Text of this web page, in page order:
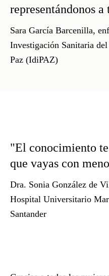
representándonos a
Sara García Barcenilla,
Investigación Sanitaria
Paz (IdiPAZ)
"El conocimiento te
que vayas con
Dra. Sonia González de
Hospital Universitario
Santander